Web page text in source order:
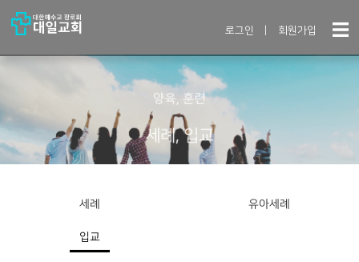
로그인 회원가입
양육, 훈련
세례, 입교
세례 유아세례
입교